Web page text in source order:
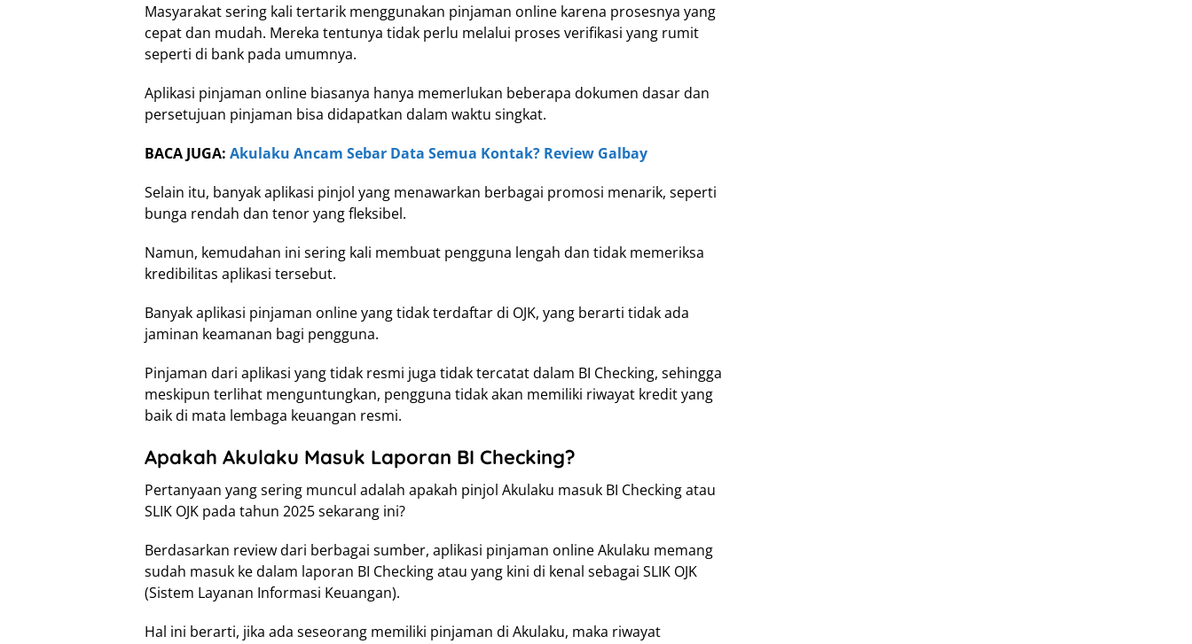
Masyarakat sering kali tertarik menggunakan pinjaman online karena prosesnya yang
cepat dan mudah. Mereka tentunya tidak perlu melalui proses verifikasi yang rumit
seperti di bank pada umumnya.
Aplikasi pinjaman online biasanya hanya memerlukan beberapa dokumen dasar dan
persetujuan pinjaman bisa didapatkan dalam waktu singkat.
BACA JUGA: Akulaku Ancam Sebar Data Semua Kontak? Review Galbay
Selain itu, banyak aplikasi pinjol yang menawarkan berbagai promosi menarik, seperti
bunga rendah dan tenor yang fleksibel.
Namun, kemudahan ini sering kali membuat pengguna lengah dan tidak memeriksa
kredibilitas aplikasi tersebut.
Banyak aplikasi pinjaman online yang tidak terdaftar di OJK, yang berarti tidak ada
jaminan keamanan bagi pengguna.
Pinjaman dari aplikasi yang tidak resmi juga tidak tercatat dalam BI Checking, sehingga
meskipun terlihat menguntungkan, pengguna tidak akan memiliki riwayat kredit yang
baik di mata lembaga keuangan resmi.
Apakah Akulaku Masuk Laporan BI Checking?
Pertanyaan yang sering muncul adalah apakah pinjol Akulaku masuk BI Checking atau
SLIK OJK pada tahun 2025 sekarang ini?
Berdasarkan review dari berbagai sumber, aplikasi pinjaman online Akulaku memang
sudah masuk ke dalam laporan BI Checking atau yang kini di kenal sebagai SLIK OJK
(Sistem Layanan Informasi Keuangan).
Hal ini berarti, jika ada seseorang memiliki pinjaman di Akulaku, maka riwayat